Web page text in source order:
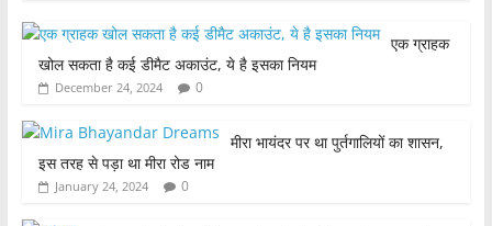
c
e
b
o
o
k
itt
er
at
s
A
p
p
ar
e
एक ग्राहक
खोल सकता है कई डीमैट अकाउंट, ये है इसका नियम
December 24, 2024 0
मीरा भायंदर पर था पुर्तगालियों का शासन,
इस तरह से पड़ा था मीरा रोड नाम
January 24, 2024 0